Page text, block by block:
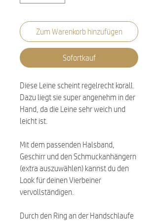
Zum Warenkorb hinzufügen
Sofortkauf
Diese Leine scheint regelrecht korall.
Dazu liegt sie super angenehm in der
Hand, da die Leine sehr weich und
leicht ist.
Mit dem passenden Halsband,
Geschirr und den Schmuckanhängern
(extra auszuwählen) kannst du den
Look für deinen Vierbeiner
vervollständigen.
Durch den Ring an der Handschlaufe